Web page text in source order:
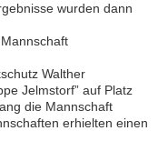
wurden dann
Walther
Jelmstorf” auf Platz
die Mannschaft
erhielten einen